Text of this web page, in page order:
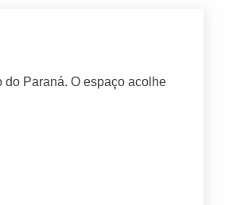
do Paraná. O espaço acolhe